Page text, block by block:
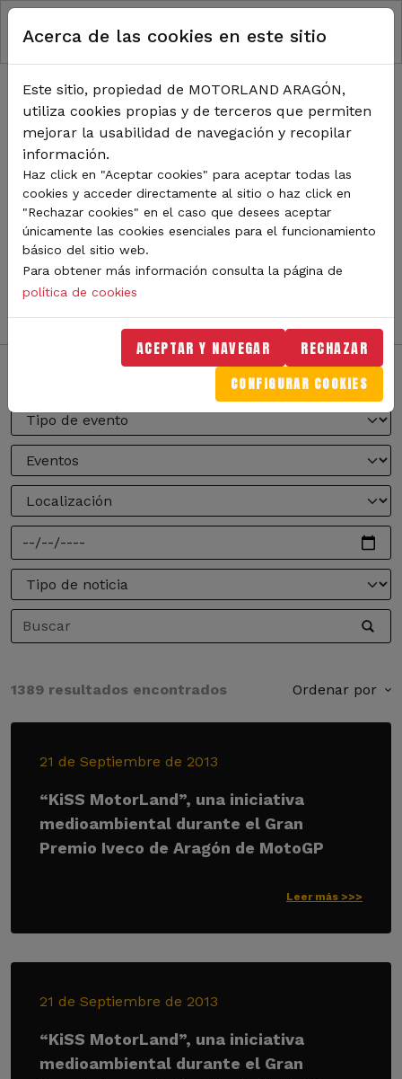
Pasar al contenido principal
RUTA DE NAVEGACIÓN
Inicio Noticias
TODA LA ACTUALIDAD DE
MOTORLAND
Sigue de cerca todas las novedades de MotorLand
Aragón. Aquí encontrarás noticias sobre eventos,
competiciones, pilotos, novedades del circuito y
mucho más. Filtra por categoría o tipo de contenido y
no te pierdas nada del mundo del motor.
1389 resultados encontrados Ordenar por
21 de Septiembre de 2013
“KiSS MotorLand”, una iniciativa
medioambiental durante el Gran
Premio Iveco de Aragón de MotoGP
Leer más >>>
21 de Septiembre de 2013
“KiSS MotorLand”, una iniciativa
medioambiental durante el Gran
Acerca de las cookies en este sitio
Este sitio, propiedad de MOTORLAND ARAGÓN,
utiliza cookies propias y de terceros que permiten
mejorar la usabilidad de navegación y recopilar
información.
Haz click en "Aceptar cookies" para aceptar todas las
cookies y acceder directamente al sitio o haz click en
"Rechazar cookies" en el caso que desees aceptar
únicamente las cookies esenciales para el funcionamiento
básico del sitio web.
Para obtener más información consulta la página de
política de cookies
ACEPTAR Y NAVEGAR RECHAZAR
CONFIGURAR COOKIES